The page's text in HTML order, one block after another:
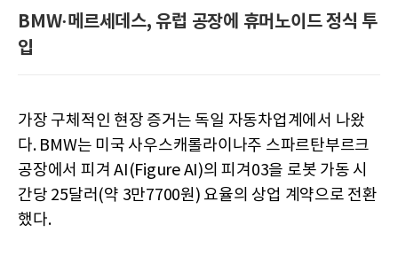
BMW·메르세데스, 유럽 공장에 휴머노이드 정식 투
입
가장 구체적인 현장 증거는 독일 자동차업계에서 나왔
다. BMW는 미국 사우스캐롤라이나주 스파르탄부르크
공장에서 피겨 AI(Figure AI)의 피겨03을 로봇 가동 시
간당 25달러(약 3만7700원) 요율의 상업 계약으로 전환
했다.